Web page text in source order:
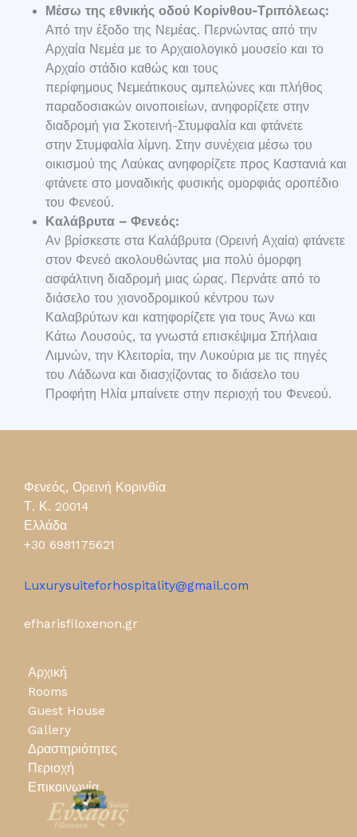
Μέσω της εθνικής οδού Κορίνθου-Τριπόλεως:
Από την έξοδο της Νεμέας. Περνώντας από την
Αρχαία Νεμέα με το Αρχαιολογικό μουσείο και το
Αρχαίο στάδιο καθώς και τους
περίφημους Νεμεάτικους αμπελώνες και πλήθος
παραδοσιακών οινοποιείων, ανηφορίζετε στην
διαδρομή για Σκοτεινή-Στυμφαλία και φτάνετε
στην Στυμφαλία λίμνη. Στην συνέχεια μέσω του
οικισμού της Λαύκας ανηφορίζετε προς Καστανιά και
φτάνετε στο μοναδικής φυσικής ομορφιάς οροπέδιο
του Φενεού.
Καλάβρυτα – Φενεός:
Αν βρίσκεστε στα Καλάβρυτα (Ορεινή Αχαία) φτάνετε
στον Φενεό ακολουθώντας μια πολύ όμορφη
ασφάλτινη διαδρομή μιας ώρας. Περνάτε από το
διάσελο του χιονοδρομικού κέντρου των
Καλαβρύτων και κατηφορίζετε για τους Άνω και
Κάτω Λουσούς, τα γνωστά επισκέψιμα Σπήλαια
Λιμνών, την Κλειτορία, την Λυκούρια με τις πηγές
του Λάδωνα και διασχίζοντας το διάσελο του
Προφήτη Ηλία μπαίνετε στην περιοχή του Φενεού.
Φενεός, Ορεινή Κορινθία
Τ. Κ. 20014
Ελλάδα
+30 6981175621
Luxurysuiteforhospitality@gmail.com
efharisfiloxenon.gr
Αρχική
Rooms
Guest House
Gallery
Δραστηριότητες
Περιοχή
Επικοινωνία